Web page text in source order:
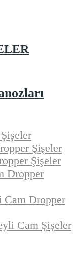
Şişeler
Şişeler
Dropper
Cam Dropper
Cam Şişeler